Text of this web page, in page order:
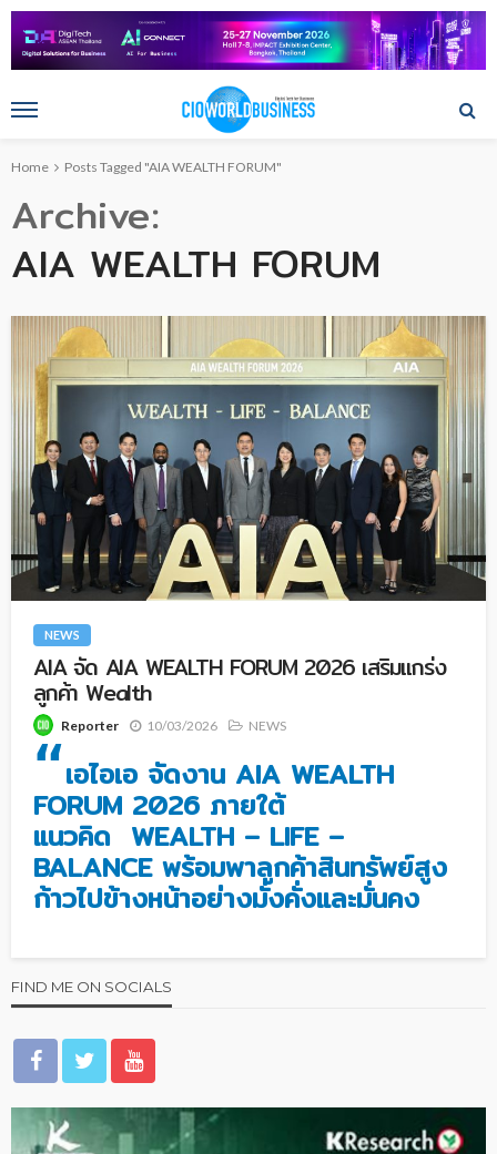
Home Posts Tagged "AIA WEALTH FORUM"
Archive
AIA WEALTH FORUM
NEWS
AIA จัด AIA WEALTH FORUM 2026 เสริมแกร่ง
ลูกค้า Wealth
Reporter 10/03/2026 NEWS
“เอไอเอ จัดงาน AIA WEALTH
FORUM 2026 ภายใต้
แนวคิด WEALTH – LIFE –
BALANCE พร้อมพาลูกค้าสินทรัพย์สูง
ก้าวไปข้างหน้าอย่างมั่งคั่งและมั่นคง
FIND ME ON SOCIALS